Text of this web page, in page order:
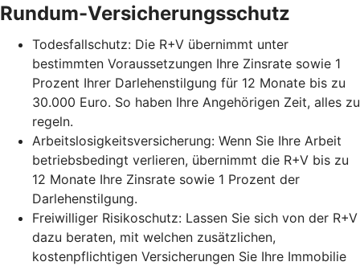
Rundum-Versicherungsschutz
Todesfallschutz: Die R+V übernimmt unter
bestimmten Voraussetzungen Ihre Zinsrate sowie 1
Prozent Ihrer Darlehenstilgung für 12 Monate bis zu
30.000 Euro. So haben Ihre Angehörigen Zeit, alles zu
regeln.
Arbeitslosigkeitsversicherung: Wenn Sie Ihre Arbeit
betriebsbedingt verlieren, übernimmt die R+V bis zu
12 Monate Ihre Zinsrate sowie 1 Prozent der
Darlehenstilgung.
Freiwilliger Risikoschutz: Lassen Sie sich von der R+V
dazu beraten, mit welchen zusätzlichen,
kostenpflichtigen Versicherungen Sie Ihre Immobilie